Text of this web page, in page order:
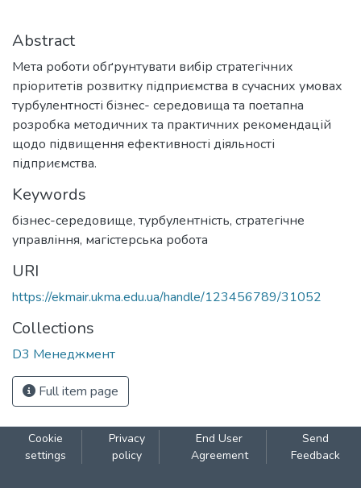
Abstract
Мета роботи обґрунтувати вибір стратегічних
пріоритетів розвитку підприємства в сучасних умовах
турбулентності бізнес- середовища та поетапна
розробка методичних та практичних рекомендацій
щодо підвищення ефективності діяльності
підприємства.
Keywords
бізнес-середовище, турбулентність, стратегічне
управління, магістерська робота
URI
https://ekmair.ukma.edu.ua/handle/123456789/31052
Collections
D3 Менеджмент
Full item page
Cookie
settings
Privacy
policy
End User
Agreement
Send
Feedback